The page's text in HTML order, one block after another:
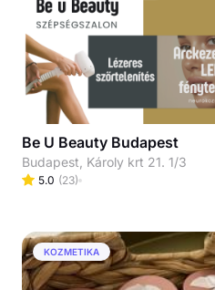
Be U Beauty Budapest
Budapest, Károly krt 21. 1/3
5.0 (23)
KOZMETIKA